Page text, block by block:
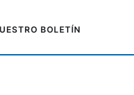
BOLETÍN